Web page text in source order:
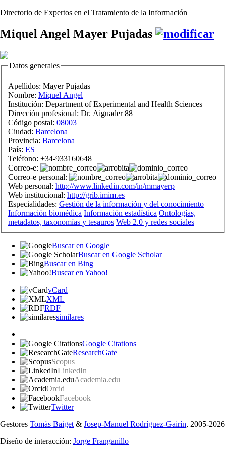
Directorio de Expertos en el Tratamiento de la Información
Miquel Angel Mayer Pujadas
Datos generales
Apellidos: Mayer Pujadas
Nombre: Miquel Angel
Institución: Department of Experimental and Health Sciences
Dirección profesional: Dr. Aiguader 88
Código postal: 08003
Ciudad: Barcelona
Provincia: Barcelona
País: ES
Teléfono: +34-933160648
Correo-e:
Correo-e personal:
Web personal: http://www.linkedin.com/in/mmayerp
Web institucional: http://grib.imim.es
Especialidades: Gestión de la información y del conocimiento
Información biomédica Información estadística Ontologías,
metadatos, taxonomías y tesauros Web 2.0 y redes sociales
Buscar en Google
Buscar en Google Scholar
Buscar en Bing
Buscar en Yahoo!
vCard
XML
RDF
similares
Google Citations
ResearchGate
Scopus
LinkedIn
Academia.edu
Orcid
Facebook
Twitter
Gestores Tomàs Baiget& Josep-Manuel Rodríguez-Gairín, 2005-2026
Diseño de interacción: Jorge Franganillo